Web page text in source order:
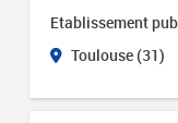
Etablissement
Toulouse (31)